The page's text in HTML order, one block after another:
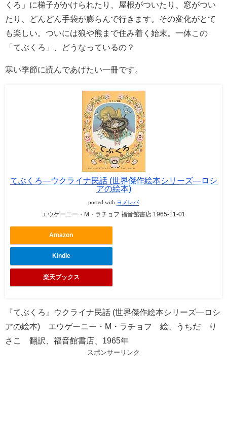
くろ」に梯子がかけられたり、屋根がついたり、窓がつい
たり、どんどん手袋が膨らんで行きます。その変化がとて
も楽しい。ついには狼や熊まで住み着く始末。一体この
「てぶくろ」、どうなっているの？
寒い季節に読んであげたい一冊です。
てぶくろ―ウクライナ民話 (世界傑作絵本シリーズ―ロシ
アの絵本)
posted with ヨメレバ
エウゲーニー・M・ラチョフ 福音館書店 1965-11-01
Amazon
Kindle
楽天ブックス
『てぶくろ』ウクライナ民話 (世界傑作絵本シリーズ—ロシ
アの絵本) エウゲーニー・М・ラチョフ 絵、うちだ り
さこ 翻訳、福音館書店、1965年
スポンサーリンク